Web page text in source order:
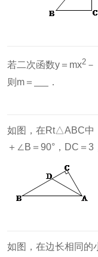
若二次函数y＝mx2
则m＝
．
如图，在Rt△ABC中
＋∠B＝90°，DC＝3
如图，在边长相同的